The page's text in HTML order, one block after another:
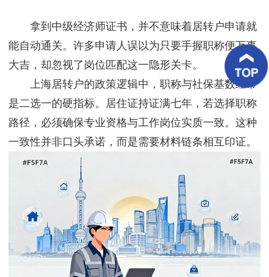
案
好
评
新
资
系
拿到中级经济师证书，并不意味着居转户申请就
能自动通关。许多申请人误以为只要手握职称便万事
大吉，却忽视了岗位匹配这一隐形关卡。
上海居转户的政策逻辑中，职称与社保基数经常
是二选一的硬指标。居住证持证满七年，若选择职称
路径，必须确保专业资格与工作岗位实质一致。这种
一致性并非口头承诺，而是需要材料链条相互印证。